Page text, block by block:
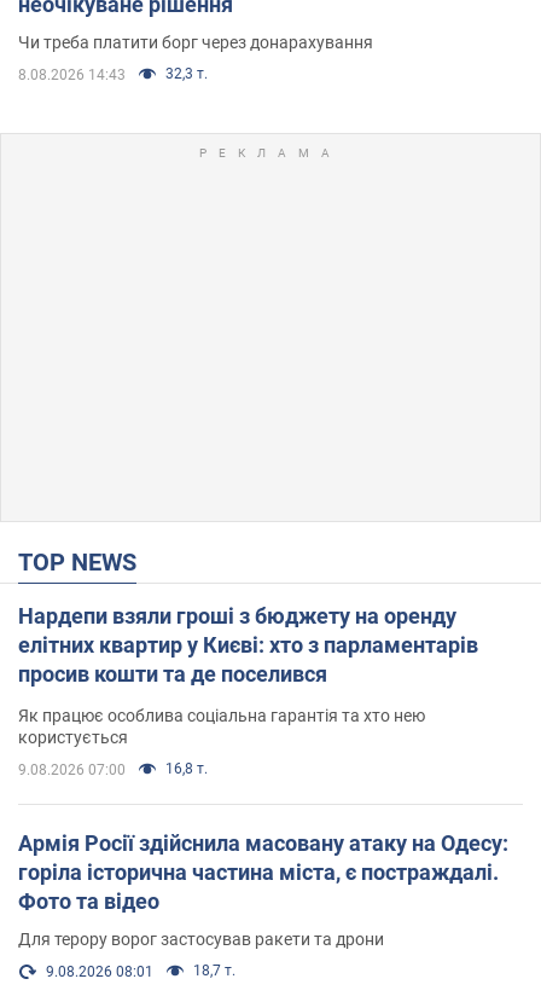
Чи треба платити борг через донарахування
8.08.2026 14:43 32,3 т.
TOP NEWS
Нардепи взяли гроші з бюджету на оренду
елітних квартир у Києві: хто з парламентарів
просив кошти та де поселився
Як працює особлива соціальна гарантія та хто нею
користується
9.08.2026 07:00 16,8 т.
Армія Росії здійснила масовану атаку на Одесу:
горіла історична частина міста, є постраждалі.
Фото та відео
Для терору ворог застосував ракети та дрони
9.08.2026 08:01 18,7 т.